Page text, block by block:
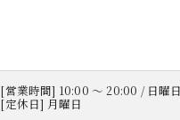
[営業時間] 10:00 〜 20:00 / 日曜
[定休日] 月曜日